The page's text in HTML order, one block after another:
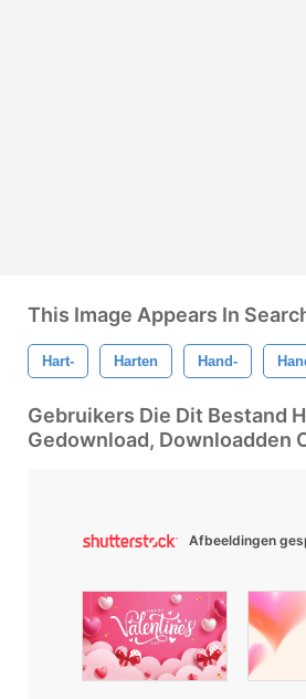
This Image Appears In
Hart- Harten Hand-
Gebruikers Die Dit Bestand
Gedownload, Downloadden
Afbeeldingen